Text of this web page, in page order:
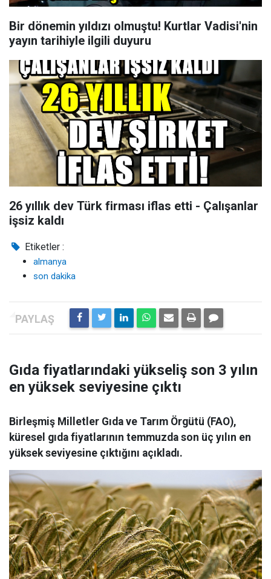
Bir dönemin yıldızı olmuştu! Kurtlar Vadisi'nin
yayın tarihiyle ilgili duyuru
26 yıllık dev Türk firması iflas etti - Çalışanlar
işsiz kaldı
Etiketler :
almanya
son dakika
Gıda fiyatlarındaki yükseliş son 3 yılın
en yüksek seviyesine çıktı
Birleşmiş Milletler Gıda ve Tarım Örgütü (FAO),
küresel gıda fiyatlarının temmuzda son üç yılın en
yüksek seviyesine çıktığını açıkladı.